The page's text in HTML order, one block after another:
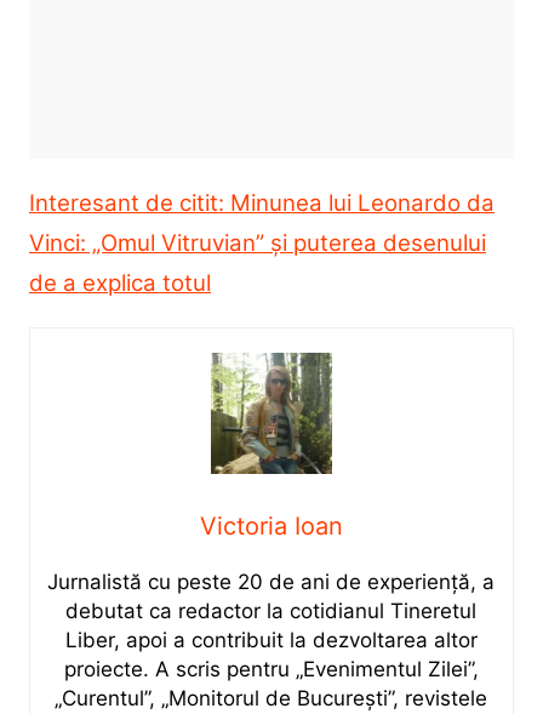
Interesant de citit: Minunea lui Leonardo da
Vinci: „Omul Vitruvian” și puterea desenului
de a explica totul
Victoria Ioan
Jurnalistă cu peste 20 de ani de experiență, a
debutat ca redactor la cotidianul Tineretul
Liber, apoi a contribuit la dezvoltarea altor
proiecte. A scris pentru „Evenimentul Zilei”,
„Curentul”, „Monitorul de București”, revistele